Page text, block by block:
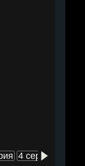
4 серия